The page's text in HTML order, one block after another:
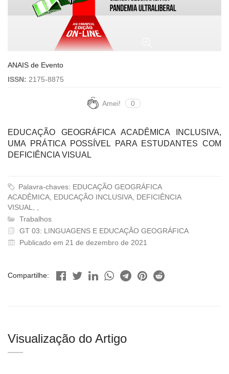
ANAIS de Evento
ISSN: 2175-8875
Amei! 0
EDUCAÇÃO GEOGRÁFICA ACADÊMICA INCLUSIVA,
UMA PRÁTICA POSSÍVEL PARA ESTUDANTES COM
DEFICIÊNCIA VISUAL
Palavra-chaves: EDUCAÇÃO GEOGRÁFICA
ACADÊMICA, EDUCAÇÃO INCLUSIVA, DEFICIÊNCIA
VISUAL, ,
Trabalhos
GT 03: LINGUAGENS E EDUCAÇÃO GEOGRÁFICA
Publicado em 21 de dezembro de 2021
Compartilhe:
Visualização do Artigo